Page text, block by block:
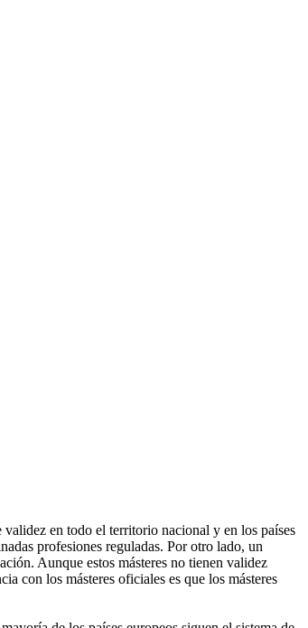
en todo el territorio nacional y en los países
profesiones reguladas. Por otro lado, un
Aunque estos másteres no tienen validez
con los másteres oficiales es que los másteres